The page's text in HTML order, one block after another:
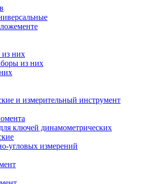
них
из них
и измерительный инструмент
ключей динамометрических
угловых измерений